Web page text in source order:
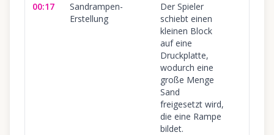
00:17
Sandrampen-
Erstellung
Der Spieler
schiebt einen
kleinen Block
auf eine
Druckplatte,
wodurch eine
große Menge
Sand
freigesetzt wird,
die eine Rampe
bildet.